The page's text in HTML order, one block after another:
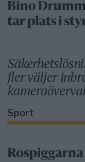
Bino
tar plats i
fler väljer
Sport